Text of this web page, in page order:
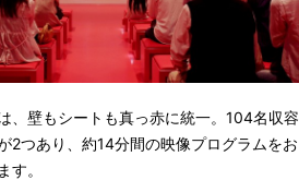
、壁もシートも真っ赤に統一。104名収容
2つあり、約14分間の映像プログラムをお
す。